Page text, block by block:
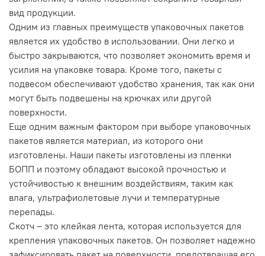
вид продукции.
Одним из главных преимуществ упаковочных пакетов
является их удобство в использовании. Они легко и
быстро закрываются, что позволяет экономить время и
усилия на упаковке товара. Кроме того, пакеты с
подвесом обеспечивают удобство хранения, так как они
могут быть подвешены на крючках или другой
поверхности.
Еще одним важным фактором при выборе упаковочных
пакетов является материал, из которого они
изготовлены. Наши пакеты изготовлены из пленки
БОПП и поэтому обладают высокой прочностью и
устойчивостью к внешним воздействиям, таким как
влага, ультрафиолетовые лучи и температурные
перепады.
Скотч – это клейкая лента, которая используется для
крепления упаковочных пакетов. Он позволяет надежно